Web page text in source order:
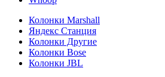
Колонки Marshall
Яндекс Станция
Колонки Другие
Колонки Bose
Колонки JBL